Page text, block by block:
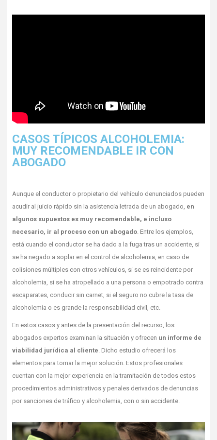
CASOS TÍPICOS ALCOHOLEMIA:
MUY RECOMENDABLE IR CON
ABOGADO
Aunque el conductor o propietario del vehículo denunciados pueden
acudir al juicio rápido sin la asistencia letrada de un abogado, en
algunos supuestos es muy recomendable, e incluso
necesario, ir al proceso con un abogado . Entre los ejemplos,
está cuando el conductor se ha dado a la fuga tras un accidente, si
se ha negado a soplar en el control de alcoholemia, en caso de
colisiones múltiples con otros vehículos, si se es reincidente por
alcoholemia, si se ha atropellado a una persona o empotrado contra
escaparates, conducir sin carnet, si el seguro no cubre la tasa de
alcoholemia o es grande la responsabilidad civil, etc.
En estos casos y antes de la presentación del recurso, los
abogados expertos examinan la situación y ofrecen un informe de
viabilidad jurídica al cliente . Dicho estudio ofrecerá los
elementos para tomar la mejor solución. Estos profesionales
cuentan con la mejor experiencia en la tramitación de todos estos
procedimientos administrativos y penales derivados de denuncias
por sanciones de tráfico y alcoholemia, con o sin accidente.